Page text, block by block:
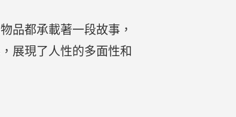
品都承載著一段故事，
展現了人性的多面性和